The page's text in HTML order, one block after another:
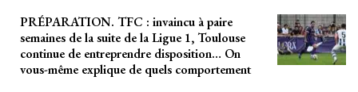
PRÉPARATION. TFC : invaincu à paire
semaines de la suite de la Ligue 1, Toulouse
continue de entreprendre disposition… On
vous-même explique de quels comportement